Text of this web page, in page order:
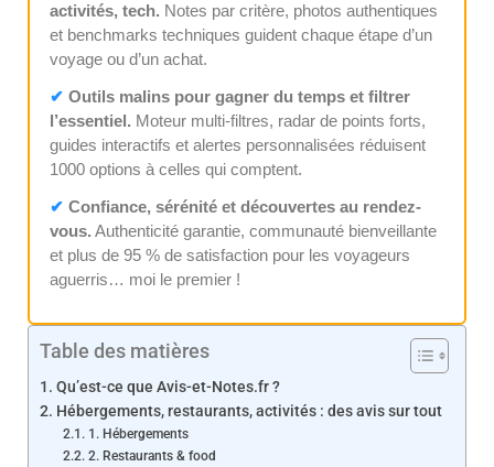
activités, tech. Notes par critère, photos authentiques
et benchmarks techniques guident chaque étape d’un
voyage ou d’un achat.
✔ Outils malins pour gagner du temps et filtrer
l’essentiel. Moteur multi-filtres, radar de points forts,
guides interactifs et alertes personnalisées réduisent
1000 options à celles qui comptent.
✔ Confiance, sérénité et découvertes au rendez-
vous. Authenticité garantie, communauté bienveillante
et plus de 95 % de satisfaction pour les voyageurs
aguerris… moi le premier !
Table des matières
Qu’est-ce que Avis-et-Notes.fr ?
Hébergements, restaurants, activités : des avis sur tout
1. Hébergements
2. Restaurants & food